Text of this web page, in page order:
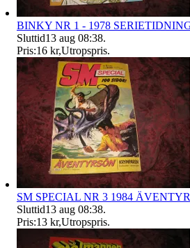
BINKY NR 1 - 1978
Sluttid13 aug 08:38.
Pris:16 kr,Utropspris.
SM SPECIAL NR 3 1984
Sluttid13 aug 08:38.
Pris:13 kr,Utropspris.